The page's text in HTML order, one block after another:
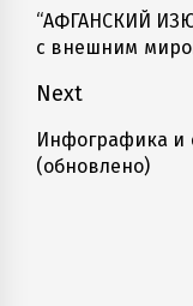
по
записям
Previous
post:
“АФГАНСКИЙ
с внешним
Next
Next
post:
Инфографика и
(обновлено)